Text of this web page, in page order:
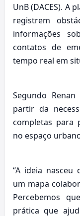
UnB (DACES). A
registrem
informações
contatos de
tempo real em
Segundo
partir da
completas para
no espaço
“A ideia nasceu
um mapa
Percebemos
prática que